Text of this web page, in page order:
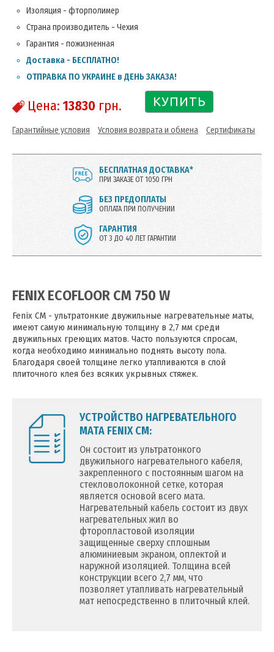
Изоляция - фторполимер
Страна производитель - Чехия
Гарантия - пожизненная
Доставка - БЕСПЛАТНО!
ОТПРАВКА ПО УКРАИНЕ в ДЕНЬ ЗАКАЗА!
Цена: 13830 грн. КУПИТЬ
Гарантийные условия Условия возврата и обмена Сертификаты
БЕСПЛАТНАЯ ДОСТАВКА*
ПРИ ЗАКАЗЕ ОТ 1050 ГРН
БЕЗ ПРЕДОПЛАТЫ
ОПЛАТА ПРИ ПОЛУЧЕНИИ
ГАРАНТИЯ
ОТ 3 ДО 40 ЛЕТ ГАРАНТИИ
FENIX ECOFLOOR CM 750 W
Fenix CM - ультратонкие двужильные нагревательные маты,
имеют самую минимальную толщину в 2,7 мм среди
двужильных греющих матов. Часто пользуются спросам,
когда необходимо минимально поднять высоту пола.
Благодаря своей толщине легко утапливаются в слой
плиточного клея без всяких укрывных стяжек.
УСТРОЙСТВО НАГРЕВАТЕЛЬНОГО
МАТА FENIX CM:
Он состоит из ультратонкого
двужильного нагревательного кабеля,
закрепленного с постоянным шагом на
стекловолоконной сетке, которая
является основой всего мата.
Нагревательный кабель состоит из двух
нагревательных жил во
фторопластовой изоляции
защищенные сверху сплошным
алюминиевым экраном, оплектой и
наружной изоляцией. Толщина всей
конструкции всего 2,7 мм, что
позволяет утапливать нагревательный
мат непосредственно в плиточный клей.